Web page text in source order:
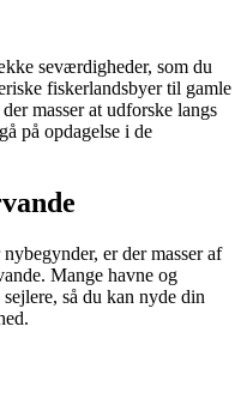
seværdigheder, som du
fiskerlandsbyer til gamle
masser at udforske langs
på opdagelse i de
er der masser af
Mange havne og
så du kan nyde din